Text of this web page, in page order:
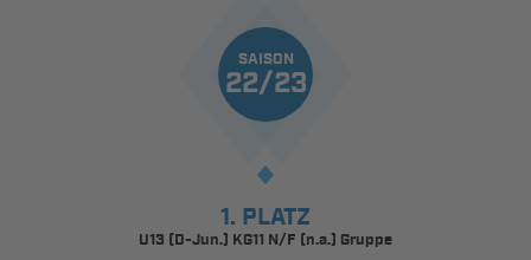
SAISON
22/23
1. PLATZ
U13 (D-Jun.) KG11 N/F (n.a.) Gruppe